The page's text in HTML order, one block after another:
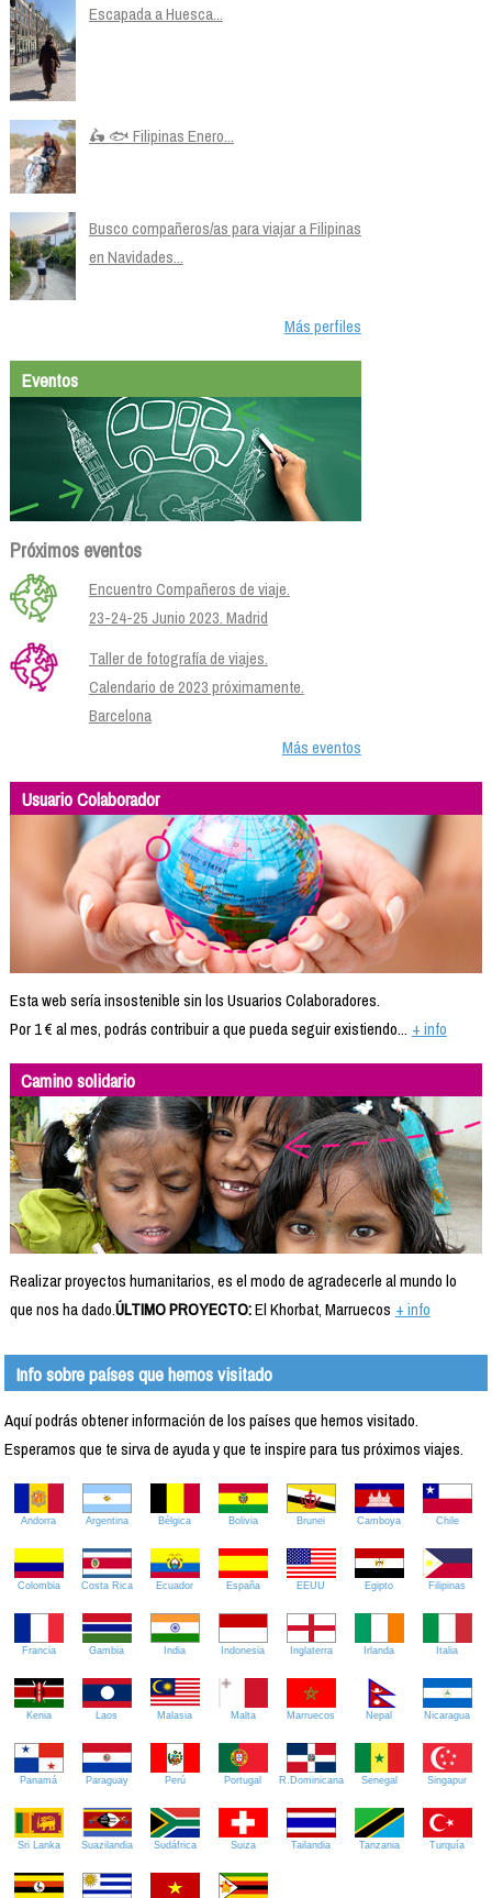
Escapada a Huesca...
🛵 🐟 Filipinas Enero...
Busco compañeros/as para viajar a Filipinas
en Navidades...
Más perfiles
Eventos
Próximos eventos
Encuentro Compañeros de viaje.
23-24-25 Junio 2023. Madrid
Taller de fotografía de viajes.
Calendario de 2023 próximamente.
Barcelona
Más eventos
Usuario Colaborador
Esta web sería insostenible sin los Usuarios Colaboradores.
Por 1 € al mes, podrás contribuir a que pueda seguir existiendo... + info
Camino solidario
Realizar proyectos humanitarios, es el modo de agradecerle al mundo lo
que nos ha dado.ÚLTIMO PROYECTO:El Khorbat, Marruecos + info
Info sobre países que hemos visitado
Aquí podrás obtener información de los países que hemos visitado.
Esperamos que te sirva de ayuda y que te inspire para tus próximos viajes.
Andorra Argentina Bélgica Bolivia Brunei Camboya Chile
Colombia Costa Rica Ecuador España EEUU Egipto Filipinas
Francia Gambia India Indonesia Inglaterra Irlanda Italia
Kenia Laos Malasia Malta Marruecos Nepal Nicaragua
Panamá Paraguay Perú Portugal R.Dominicana Senegal Singapur
Sri Lanka Suazilandia Sudáfrica Suiza Tailandia Tanzania Turquía